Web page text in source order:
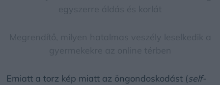
Emiatt a torz kép miatt az öngondoskodást (self-